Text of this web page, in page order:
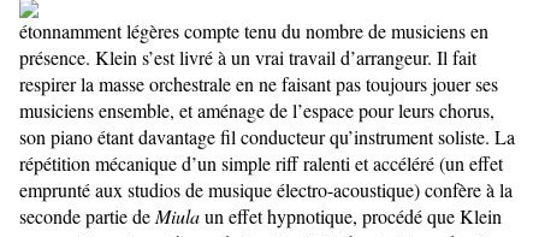
étonnamment légères compte tenu du nombre de musiciens en
présence. Klein s’est livré à un vrai travail d’arrangeur. Il fait
respirer la masse orchestrale en ne faisant pas toujours jouer ses
musiciens ensemble, et aménage de l’espace pour leurs chorus,
son piano étant davantage fil conducteur qu’instrument soliste. La
répétition mécanique d’un simple riff ralenti et accéléré (un effet
emprunté aux studios de musique électro-acoustique) confère à la
seconde partie de Miulaun effet hypnotique, procédé que Klein